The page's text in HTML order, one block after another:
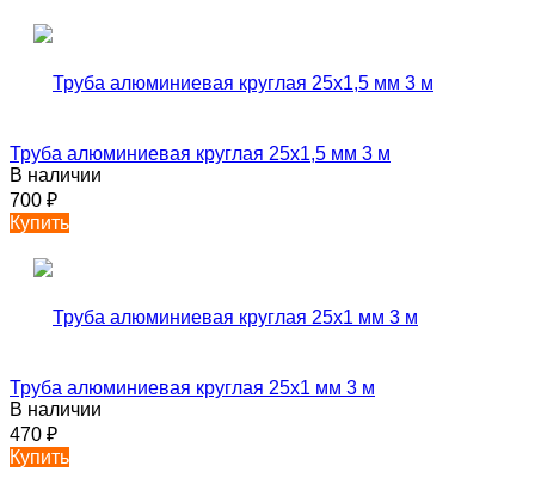
Труба алюминиевая круглая 25х1,5 мм 3 м
В наличии
700 ₽
Купить
Труба алюминиевая круглая 25х1 мм 3 м
В наличии
470 ₽
Купить